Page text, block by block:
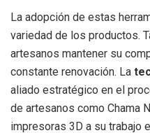
La adopción de estas
variedad de los productos.
artesanos mantener su
constante renovación. La
aliado estratégico en el
de artesanos como Chama
impresoras 3D a su trabajo